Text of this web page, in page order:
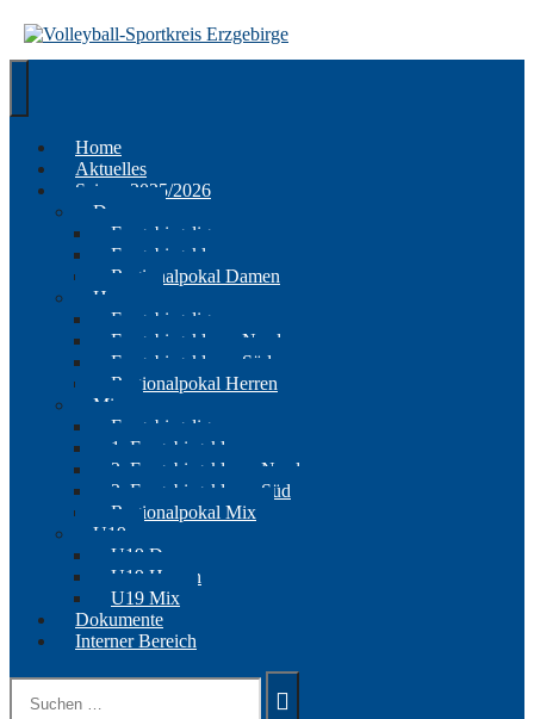
zum
Inhalt
Home
Aktuelles
Saison 2025/2026
Damen
Erzgebirgsliga
Erzgebirgsklasse
Regionalpokal Damen
Herren
Erzgebirgsliga
Erzgebirgsklasse Nord
Erzgebirgsklasse Süd
Regionalpokal Herren
Mix
Erzgebirgsliga
1. Erzgebirgsklasse
2. Erzgebirgsklasse Nord
2. Erzgebirgsklasse Süd
Regionalpokal Mix
U19
U19 Damen
U19 Herren
U19 Mix
Dokumente
Interner Bereich
Suchen
nach: